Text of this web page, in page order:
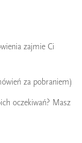
zajmie Ci
za pobraniem)
oczekiwań? Masz